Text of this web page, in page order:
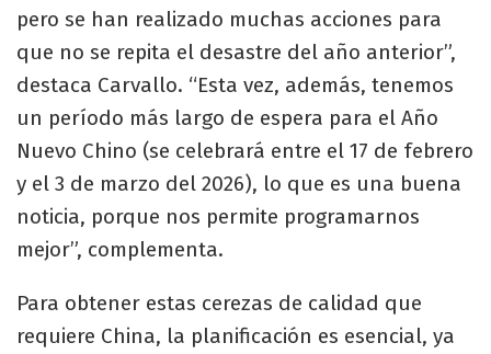
pero se han realizado muchas acciones para
que no se repita el desastre del año anterior”,
destaca Carvallo. “Esta vez, además, tenemos
un período más largo de espera para el Año
Nuevo Chino (se celebrará entre el 17 de febrero
y el 3 de marzo del 2026), lo que es una buena
noticia, porque nos permite programarnos
mejor”, complementa.
Para obtener estas cerezas de calidad que
requiere China, la planificación es esencial, ya